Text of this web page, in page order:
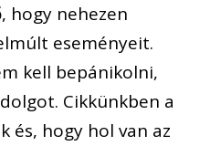
hogy nehezen
eseményeit.
kell bepánikolni,
Cikkünkben a
és, hogy hol van az